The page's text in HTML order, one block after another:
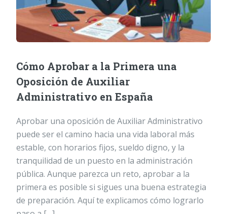
Cómo Aprobar a la Primera una
Oposición de Auxiliar
Administrativo en España
Aprobar una oposición de Auxiliar Administrativo
puede ser el camino hacia una vida laboral más
estable, con horarios fijos, sueldo digno, y la
tranquilidad de un puesto en la administración
pública. Aunque parezca un reto, aprobar a la
primera es posible si sigues una buena estrategia
de preparación. Aquí te explicamos cómo lograrlo